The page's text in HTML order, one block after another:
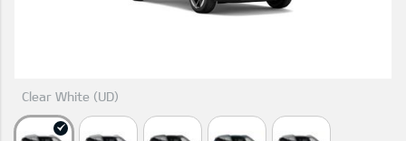
Clear White (UD)